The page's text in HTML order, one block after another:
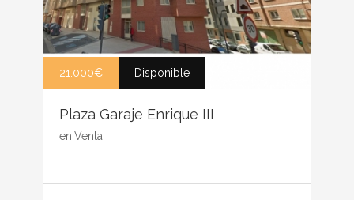
21.000€ Disponible
Plaza Garaje Enrique III
en Venta